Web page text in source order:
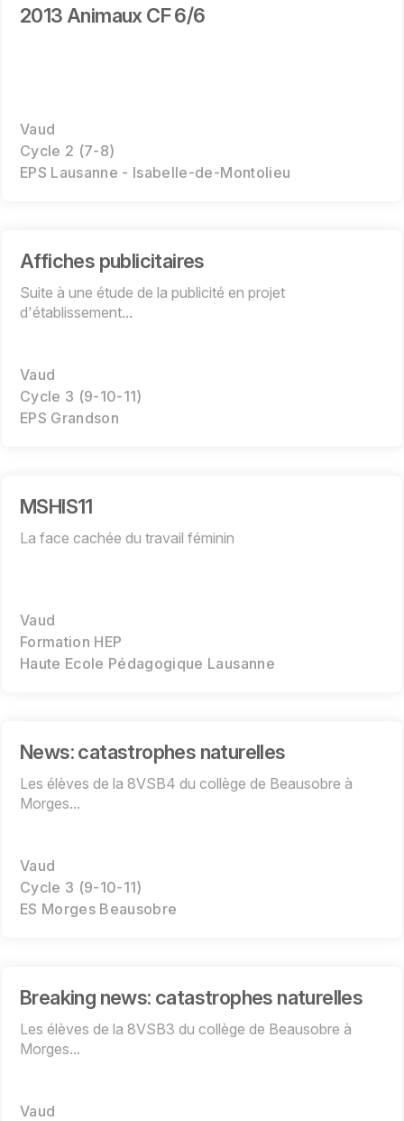
2013 Animaux CF 6/6
Vaud
Cycle 2 (7-8)
EPS Lausanne - Isabelle-de-Montolieu
Affiches publicitaires
Suite à une étude de la publicité en projet
d'établissement...
Vaud
Cycle 3 (9-10-11)
EPS Grandson
MSHIS11
La face cachée du travail féminin
Vaud
Formation HEP
Haute Ecole Pédagogique Lausanne
News: catastrophes naturelles
Les élèves de la 8VSB4 du collège de Beausobre à
Morges...
Vaud
Cycle 3 (9-10-11)
ES Morges Beausobre
Breaking news: catastrophes naturelles
Les élèves de la 8VSB3 du collège de Beausobre à
Morges...
Vaud